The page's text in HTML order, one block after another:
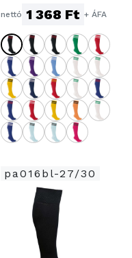
nettó 1 368 Ft + ÁFA
pa016bl-27/30